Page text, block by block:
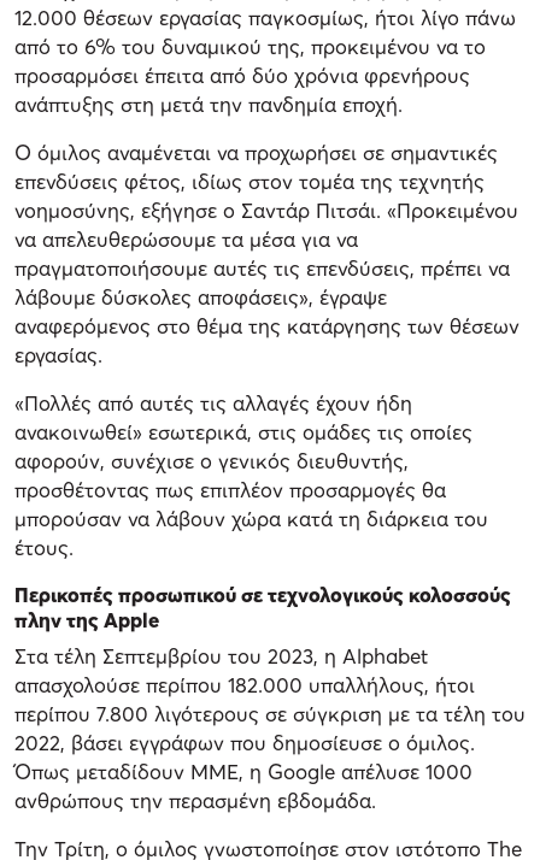
12.000 θέσεων εργασίας παγκοσμίως, ήτοι λίγο πάνω
από το 6% του δυναμικού της, προκειμένου να το
προσαρμόσει έπειτα από δύο χρόνια φρενήρους
ανάπτυξης στη μετά την πανδημία εποχή.
Ο όμιλος αναμένεται να προχωρήσει σε σημαντικές
επενδύσεις φέτος, ιδίως στον τομέα της τεχνητής
νοημοσύνης, εξήγησε ο Σαντάρ Πιτσάι. «Προκειμένου
να απελευθερώσουμε τα μέσα για να
πραγματοποιήσουμε αυτές τις επενδύσεις, πρέπει να
λάβουμε δύσκολες αποφάσεις», έγραψε
αναφερόμενος στο θέμα της κατάργησης των θέσεων
εργασίας.
«Πολλές από αυτές τις αλλαγές έχουν ήδη
ανακοινωθεί» εσωτερικά, στις ομάδες τις οποίες
αφορούν, συνέχισε ο γενικός διευθυντής,
προσθέτοντας πως επιπλέον προσαρμογές θα
μπορούσαν να λάβουν χώρα κατά τη διάρκεια του
έτους.
Περικοπές προσωπικού σε τεχνολογικούς κολοσσούς
πλην της Apple
Στα τέλη Σεπτεμβρίου του 2023, η Alphabet
απασχολούσε περίπου 182.000 υπαλλήλους, ήτοι
περίπου 7.800 λιγότερους σε σύγκριση με τα τέλη του
2022, βάσει εγγράφων που δημοσίευσε ο όμιλος.
Όπως μεταδίδουν ΜΜΕ, η Google απέλυσε 1000
ανθρώπους την περασμένη εβδομάδα.
Την Τρίτη, ο όμιλος γνωστοποίησε στον ιστότοπο The